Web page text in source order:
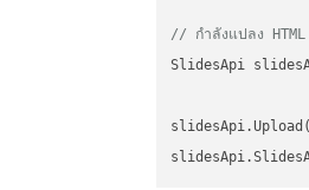
// กำลังแปลง HTML
SlidesApi